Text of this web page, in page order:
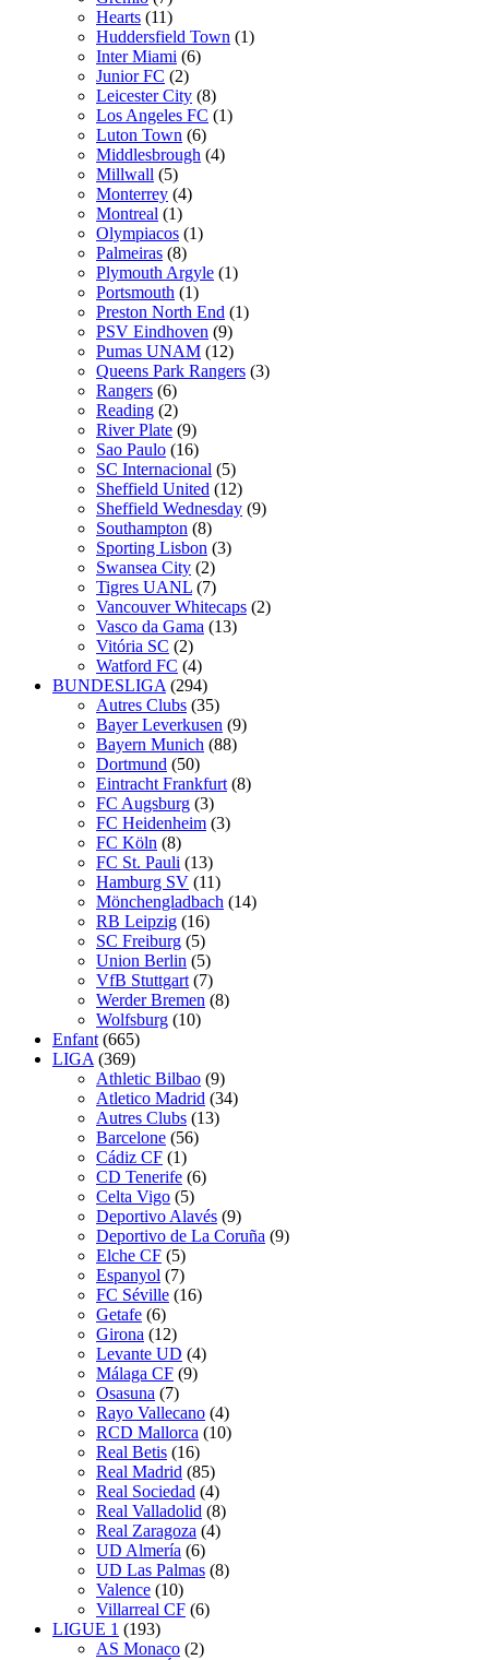
Hearts (11)
Huddersfield Town (1)
Inter Miami (6)
Junior FC (2)
Leicester City (8)
Los Angeles FC (1)
Luton Town (6)
Middlesbrough (4)
Millwall (5)
Monterrey (4)
Montreal (1)
Olympiacos (1)
Palmeiras (8)
Plymouth Argyle (1)
Portsmouth (1)
Preston North End (1)
PSV Eindhoven (9)
Pumas UNAM (12)
Queens Park Rangers (3)
Rangers (6)
Reading (2)
River Plate (9)
Sao Paulo (16)
SC Internacional (5)
Sheffield United (12)
Sheffield Wednesday (9)
Southampton (8)
Sporting Lisbon (3)
Swansea City (2)
Tigres UANL (7)
Vancouver Whitecaps (2)
Vasco da Gama (13)
Vitória SC (2)
Watford FC (4)
BUNDESLIGA (294)
Autres Clubs (35)
Bayer Leverkusen (9)
Bayern Munich (88)
Dortmund (50)
Eintracht Frankfurt (8)
FC Augsburg (3)
FC Heidenheim (3)
FC Köln (8)
FC St. Pauli (13)
Hamburg SV (11)
Mönchengladbach (14)
RB Leipzig (16)
SC Freiburg (5)
Union Berlin (5)
VfB Stuttgart (7)
Werder Bremen (8)
Wolfsburg (10)
Enfant (665)
LIGA (369)
Athletic Bilbao (9)
Atletico Madrid (34)
Autres Clubs (13)
Barcelone (56)
Cádiz CF (1)
CD Tenerife (6)
Celta Vigo (5)
Deportivo Alavés (9)
Deportivo de La Coruña (9)
Elche CF (5)
Espanyol (7)
FC Séville (16)
Getafe (6)
Girona (12)
Levante UD (4)
Málaga CF (9)
Osasuna (7)
Rayo Vallecano (4)
RCD Mallorca (10)
Real Betis (16)
Real Madrid (85)
Real Sociedad (4)
Real Valladolid (8)
Real Zaragoza (4)
UD Almería (6)
UD Las Palmas (8)
Valence (10)
Villarreal CF (6)
LIGUE 1 (193)
AS Monaco (2)